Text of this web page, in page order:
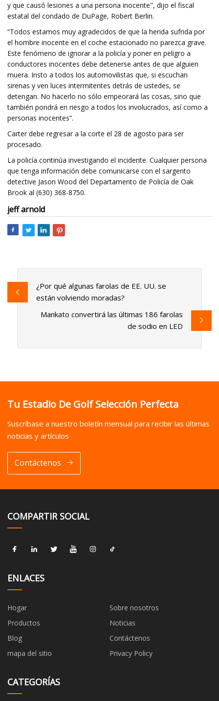
y que causó lesiones a una persona inocente", dijo el fiscal
estatal del condado de DuPage, Robert Berlin.
“Todos estamos muy agradecidos de que la herida sufrida por
el hombre inocente en el coche estacionado no parezca grave.
Este fenómeno de ignorar a la policía y poner en peligro a
conductores inocentes debe detenerse antes de que alguien
muera. Insto a todos los automovilistas que, si escuchan
sirenas y ven luces intermitentes detrás de ustedes, se
detengan. No hacerlo no sólo empeorará las cosas, sino que
también pondrá en riesgo a todos los involucrados, así como a
personas inocentes”.
Carter debe regresar a la corte el 28 de agosto para ser
procesado.
La policía continúa investigando el incidente. Cualquier persona
que tenga información debe comunicarse con el sargento
detective Jason Wood del Departamento de Policía de Oak
Brook al (630) 368-8750.
jeff arnold
¿Por qué algunas farolas de EE. UU. se
están volviendo moradas?
Mankato convertirá las últimas 186 farolas
de sodio en LED
Tu Estadio De Golf Selección Perfecta
Suscríbase a nuestro boletín mensual para recibir las últimas
noticias y artículos
Contáctenos
COMPARTIR SOCIAL
ENLACES
Hogar
Sobre nosotros
Productos
Noticias
Blog
Contáctenos
mapa del sitio
Privacy Policy
CATEGORÍAS